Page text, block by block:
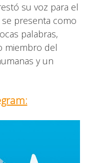
su voz para el
presenta como
palabras,
miembro del
y un